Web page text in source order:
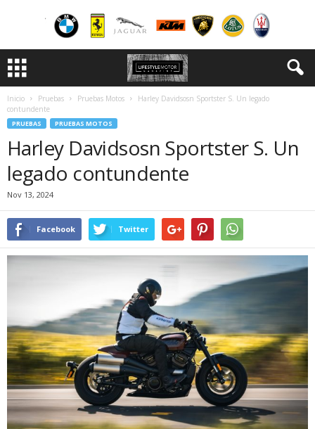
Inicio Pruebas Pruebas Motos
Harley Davidsosn Sportster S. Un legado
contundente
PRUEBAS PRUEBAS MOTOS
Harley Davidsosn Sportster S. Un
legado contundente
Nov 13, 2024
Facebook Twitter